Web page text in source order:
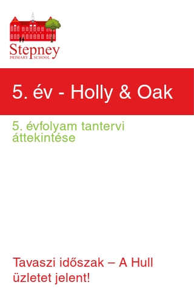
5. év - Holly & Oak
5. évfolyam tantervi
áttekintése
Tavaszi időszak – A Hull
üzletet jelent!